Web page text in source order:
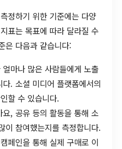
정하기 위한 기준에는 다양
표는 목표에 따라 달라질 수
은 다음과 같습니다:
얼마나 많은 사람들에게 노출
다. 소셜 미디어 플랫폼에서의
할 수 있습니다.
요, 공유 등의 활동을 통해 소
이 참여했는지를 측정합니다.
페인을 통해 실제 구매로 이